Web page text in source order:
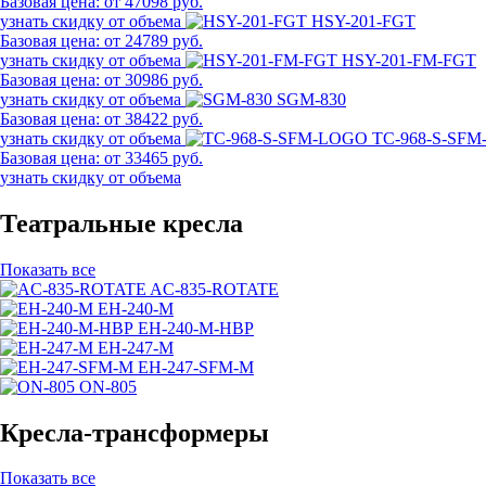
узнать скидку от объема
HSY-201-FGT
Базовая цена: от 24789 руб.
узнать скидку от объема
HSY-201-FM-FGT
Базовая цена: от 30986 руб.
узнать скидку от объема
SGM-830
Базовая цена: от 38422 руб.
узнать скидку от объема
TC-968-S-
Базовая цена: от 33465 руб.
узнать скидку от объема
Театральные кресла
Показать все
AC-835-ROTATE
EH-240-M
EH-240-M-HBP
EH-247-M
EH-247-SFM-M
ON-805
Кресла-трансформеры
Показать все